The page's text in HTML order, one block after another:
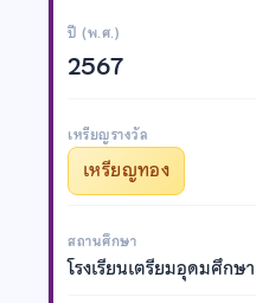
ปี (พ.ศ.)
2567
เหรียญรางวัล
เหรียญทอง
สถานศึกษา
โรงเรียนเตรียมอุดมศึกษา